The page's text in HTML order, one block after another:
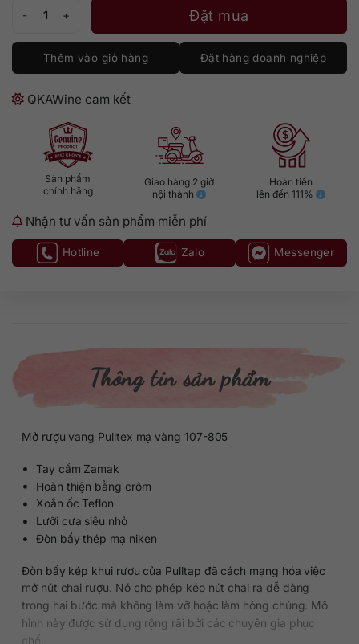
Mở Rượu Vang Pulltex Classic Gold số lượng
Đặt mua
Thêm vào giỏ hàng Đặt hàng doanh nghiệp
QKAWine cam kết
Sản phẩm
chính hãng
Giao hàng 2 giờ
nội thành
Hoàn tiền
lên đến 111%
Nhận tư vấn sản phẩm miễn phí
Hotline Zalo Messenger
Thông tin sản phẩm
Mở rượu vang Pulltex mạ vàng 107-805
Tay cầm Zamak
Hoàn thiện bằng crôm
Xoắn ốc Teflon
Lưỡi cưa siêu nhỏ
Đòn bẩy thép mạ niken
Đòn bẩy kép khui rượu của Pulltap đã cách mạng hóa việc
mở nút chai rượu. Nó cho phép kéo nút chai ra dễ dàng
trong hai bước mà không làm vỡ hoặc làm hỏng chúng. Mô
hình này được sử dụng rộng rãi bởi các chuyên gia phục
chế.